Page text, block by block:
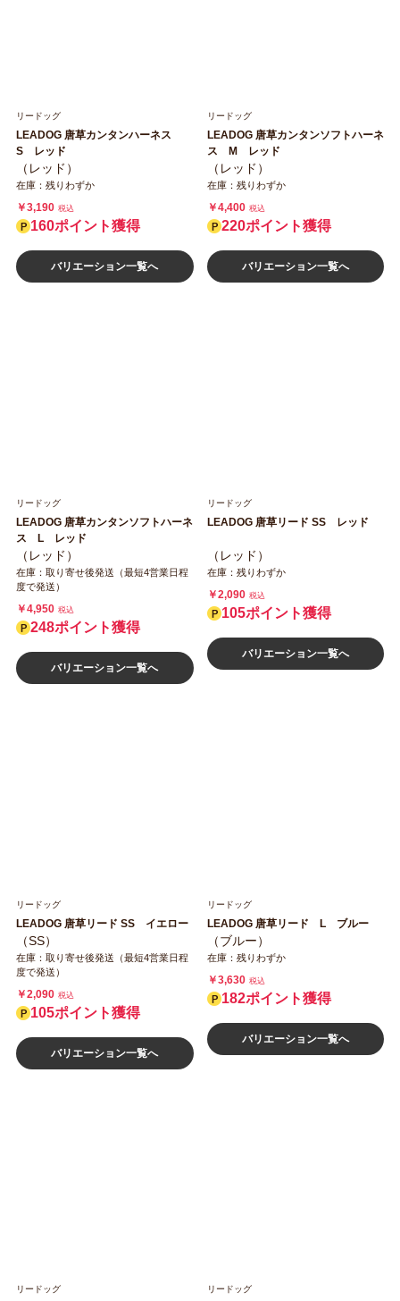
リードッグ
LEADOG 唐草カンタンハーネス
S レッド
（レッド）
在庫：残りわずか
￥3,190 税込
160ポイント獲得
バリエーション一覧へ
リードッグ
LEADOG 唐草カンタンソフトハーネ
ス M レッド
（レッド）
在庫：残りわずか
￥4,400 税込
220ポイント獲得
バリエーション一覧へ
リードッグ
LEADOG 唐草カンタンソフトハーネ
ス L レッド
（レッド）
在庫：取り寄せ後発送（最短4営業日程
度で発送）
￥4,950 税込
248ポイント獲得
バリエーション一覧へ
リードッグ
LEADOG 唐草リード SS レッド
（レッド）
在庫：残りわずか
￥2,090 税込
105ポイント獲得
バリエーション一覧へ
リードッグ
LEADOG 唐草リード SS イエロー
（SS）
在庫：取り寄せ後発送（最短4営業日程
度で発送）
￥2,090 税込
105ポイント獲得
バリエーション一覧へ
リードッグ
LEADOG 唐草リード L ブルー
（ブルー）
在庫：残りわずか
￥3,630 税込
182ポイント獲得
バリエーション一覧へ
リードッグ リードッグ